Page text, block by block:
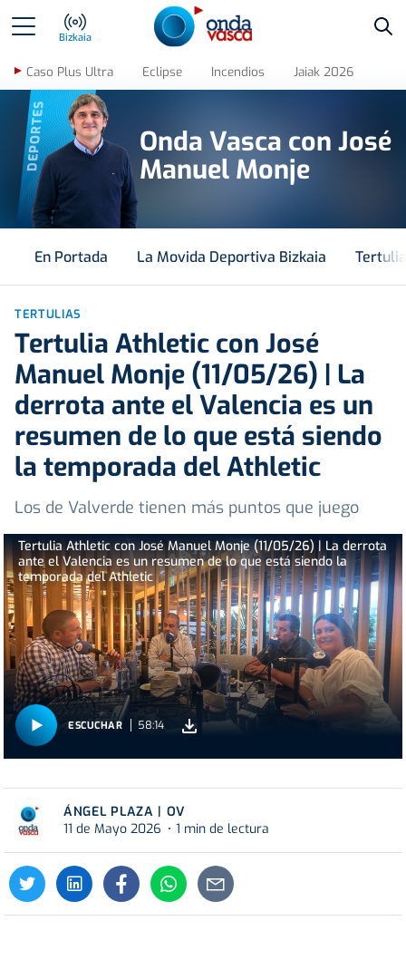
Bizkaia
Caso Plus Ultra Eclipse Incendios Jaiak 2026
DEPORTES
Onda Vasca con José
Manuel Monje
En Portada La Movida Deportiva Bizkaia
TERTULIAS
Tertulia Athletic con José
Manuel Monje (11/05/26) | La
derrota ante el Valencia es un
resumen de lo que está siendo
la temporada del Athletic
Los de Valverde tienen más puntos que juego
Tertulia Athletic con José Manuel Monje (11/05/26) | La derrota
ante el Valencia es un resumen de lo que está siendo la
temporada del Athletic
ESCUCHAR 58:14
ÁNGEL PLAZA | OV
11 de Mayo 2026
1 min de lectura